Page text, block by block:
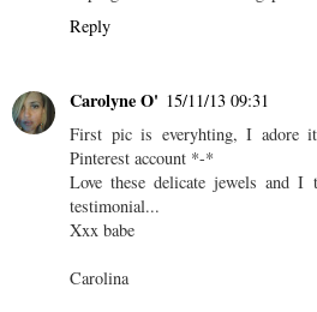
Reply
Carolyne O' 15/11/13 09:31
First pic is everyhting, I
Pinterest account *-*
Love these delicate jewels and I
testimonial...
Xxx babe
Carolina